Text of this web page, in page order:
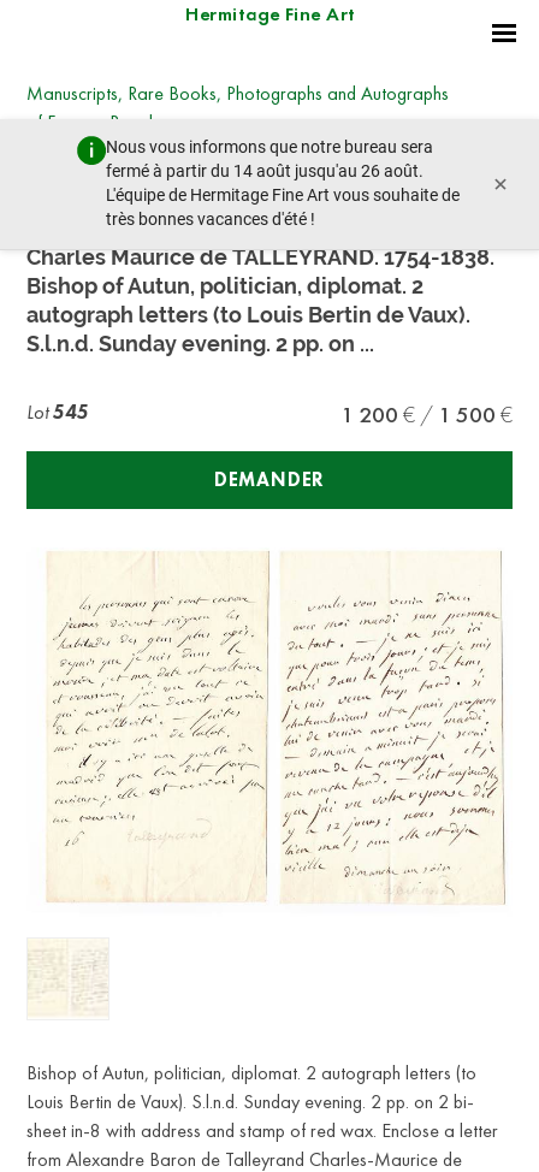
Hermitage Fine Art
Nous vous informons que notre bureau sera
fermé à partir du 14 août jusqu'au 26 août.
L'équipe de Hermitage Fine Art vous souhaite de
très bonnes vacances d'été !
×
Manuscripts, Rare Books, Photographs and Autographs
of Famous People
samedi 30 juin 2018 - 11:00
lot précédent lot suivant
Charles Maurice de TALLEYRAND. 1754-1838.
Bishop of Autun, politician, diplomat. 2
autograph letters (to Louis Bertin de Vaux).
S.l.n.d. Sunday evening. 2 pp. on ...
Lot545 1 200 1 500
DEMANDER
Bishop of Autun, politician, diplomat. 2 autograph letters (to
Louis Bertin de Vaux). S.l.n.d. Sunday evening. 2 pp. on 2 bi-
sheet in-8 with address and stamp of red wax. Enclose a letter
from Alexandre Baron de Talleyrand Charles-Maurice de